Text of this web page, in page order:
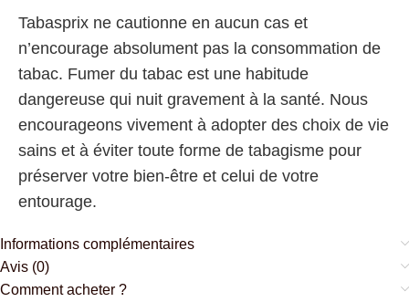
Tabasprix ne cautionne en aucun cas et
n’encourage absolument pas la consommation de
tabac. Fumer du tabac est une habitude
dangereuse qui nuit gravement à la santé. Nous
encourageons vivement à adopter des choix de vie
sains et à éviter toute forme de tabagisme pour
préserver votre bien-être et celui de votre
entourage.
Informations complémentaires
Avis (0)
Comment acheter ?